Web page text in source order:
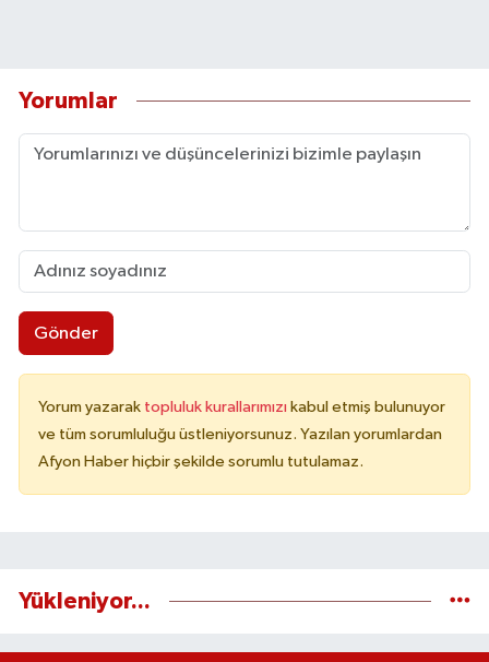
Yorumlar
Gönder
Yorum yazarak topluluk kurallarımızı kabul etmiş bulunuyor
ve tüm sorumluluğu üstleniyorsunuz. Yazılan yorumlardan
Afyon Haber hiçbir şekilde sorumlu tutulamaz.
Yükleniyor...